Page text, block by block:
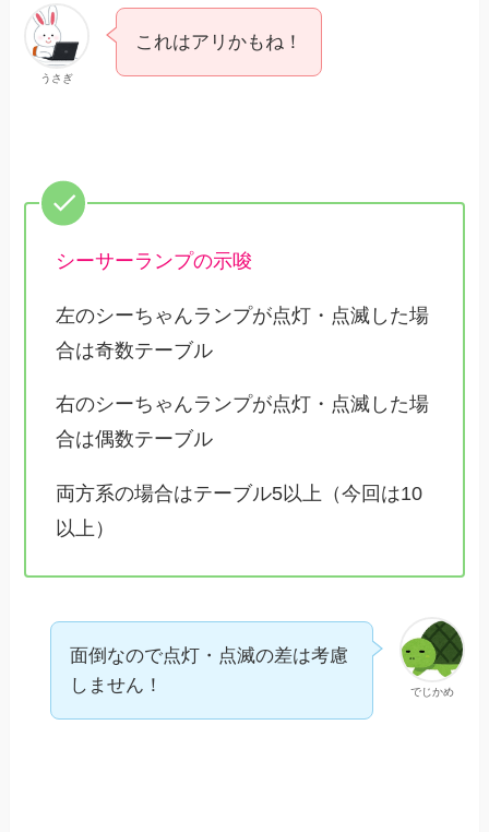
うさぎ
これはアリかもね！
シーサーランプの示唆
左のシーちゃんランプが点灯・点滅した場
合は奇数テーブル
右のシーちゃんランプが点灯・点滅した場
合は偶数テーブル
両方系の場合はテーブル5以上（今回は10
以上）
でじかめ
面倒なので点灯・点滅の差は考慮
しません！